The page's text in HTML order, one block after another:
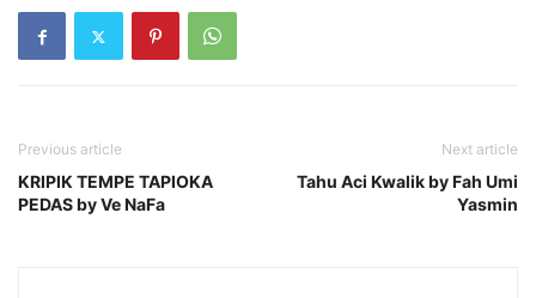
Previous article
KRIPIK TEMPE TAPIOKA
PEDAS by Ve NaFa
Next article
Tahu Aci Kwalik by Fah Umi
Yasmin